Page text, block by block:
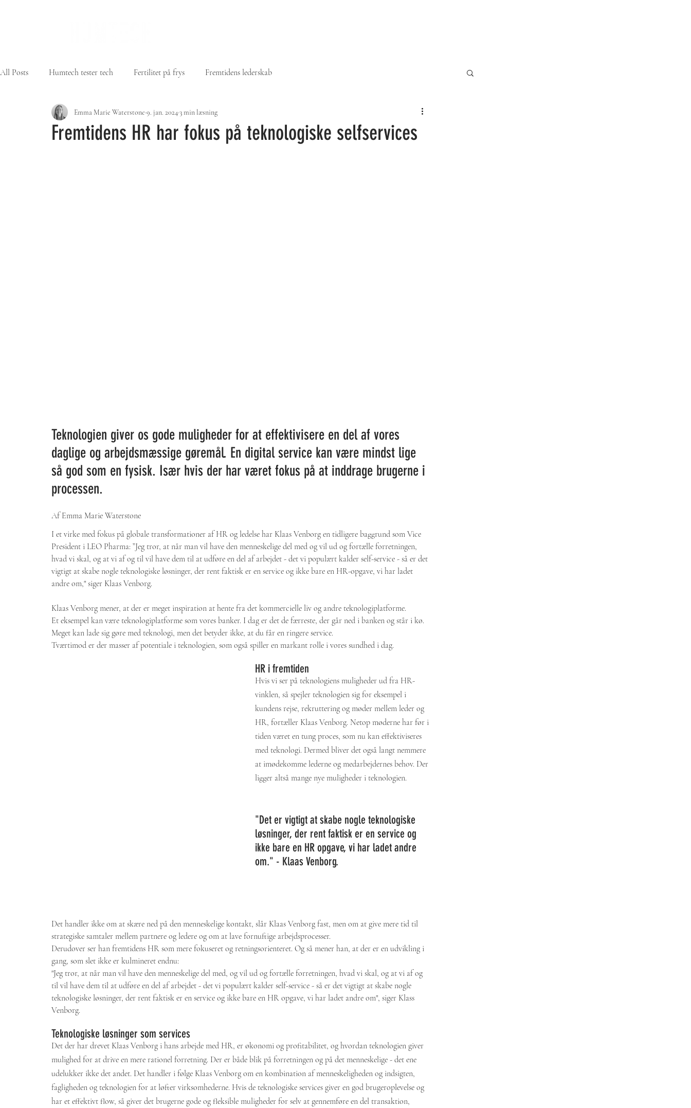
All Posts Humtech tester tech Fertilitet på frys Fremtidens lederskab
Fremtidens HR har fokus på teknologiske selfservices
Emma Marie Waterstone 9. jan. 20243 min læsning
Teknologien giver os gode muligheder for at effektivisere en del af vores
daglige og arbejdsmæssige gøremål. En digital service kan være mindst lige
så god som en fysisk. Især hvis der har været fokus på at inddrage brugerne i
processen.
Af Emma Marie Waterstone
I et virke med fokus på globale transformationer af HR og ledelse har Klaas Venborg en tidligere baggrund som Vice
President i LEO Pharma: ”Jeg tror, at når man vil have den menneskelige del med og vil ud og fortælle forretningen,
hvad vi skal, og at vi af og til vil have dem til at udføre en del af arbejdet - det vi populært kalder self-service - så er det
vigtigt at skabe nogle teknologiske løsninger, der rent faktisk er en service og ikke bare en HR-opgave, vi har ladet
andre om," siger Klaas Venborg.
Klaas Venborg mener, at der er meget inspiration at hente fra det kommercielle liv og andre teknologiplatforme.
Et eksempel kan være teknologiplatforme som vores banker. I dag er det de færreste, der går ned i banken og står i kø.
Meget kan lade sig gøre med teknologi, men det betyder ikke, at du får en ringere service.
Tværtimod er der masser af potentiale i teknologien, som også spiller en markant rolle i vores sundhed i dag.
HR i fremtiden
Hvis vi ser på teknologiens muligheder ud fra HR-
vinklen, så spejler teknologien sig for eksempel i
kundens rejse, rekruttering og møder mellem leder og
HR, fortæller Klaas Venborg. Netop møderne har før i
tiden været en tung proces, som nu kan effektiviseres
med teknologi. Dermed bliver det også langt nemmere
at imødekomme lederne og medarbejdernes behov. Der
ligger altså mange nye muligheder i teknologien.
"Det er vigtigt at skabe nogle teknologiske
løsninger, der rent faktisk er en service og
ikke bare en HR opgave, vi har ladet andre
om." - Klaas Venborg.
Det handler ikke om at skære ned på den menneskelige kontakt, slår Klaas Venborg fast, men om at give mere tid til
strategiske samtaler mellem partnere og ledere og om at lave fornuftige arbejdsprocesser.
Derudover ser han fremtidens HR som mere fokuseret og retningsorienteret. Og så mener han, at der er en udvikling i
gang, som slet ikke er kulmineret endnu:
"Jeg tror, at når man vil have den menneskelige del med, og vil ud og fortælle forretningen, hvad vi skal, og at vi af og
til vil have dem til at udføre en del af arbejdet - det vi populært kalder self-service - så er det vigtigt at skabe nogle
teknologiske løsninger, der rent faktisk er en service og ikke bare en HR opgave, vi har ladet andre om", siger Klass
Venborg.
Teknologiske løsninger som services
Det der har drevet Klaas Venborg i hans arbejde med HR, er økonomi og profitabilitet, og hvordan teknologien giver
mulighed for at drive en mere rationel forretning. Der er både blik på forretningen og på det menneskelige - det ene
udelukker ikke det andet. Det handler i følge Klaas Venborg om en kombination af menneskeligheden og indsigten,
fagligheden og teknologien for at løfter virksomhederne. Hvis de teknologiske services giver en god brugeroplevelse og
har et effektivt flow, så giver det brugerne gode og fleksible muligheder for selv at gennemføre en del transaktion,